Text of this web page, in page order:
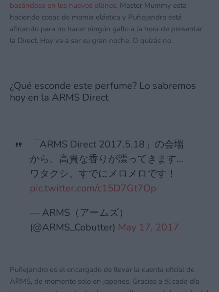
basándose en los nuevos planos, Master Mummy esta
haciendo cosas de momia elástica y Puñejandro está
afinando para no hacer ningún gallo a la hora de presentar
la Direct. Hoy va a ser su gran noche. O quizás no.
¿Qué esconde este perfume? Lo sabremos
hoy en la ARMS Direct
「ARMS Direct 2017.5.18」の会場
から、高貴な香りが漂ってきます…
ワタクシ、すでにメロメロです！
pic.twitter.com/c15D7Gt7Op
— ARMS（アームズ）
(@ARMS_Cobutter) May 17, 2017
Puñejandro es el encargado de llevar la cuenta oficial de
ARMS, de momento solo en japones. Gracias a él cada día